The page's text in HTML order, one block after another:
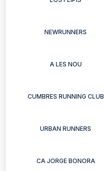
NEWRUNNERS
A LES NOU
CUMBRES RUNNING CLUB
URBAN RUNNERS
CA JORGE BONORA